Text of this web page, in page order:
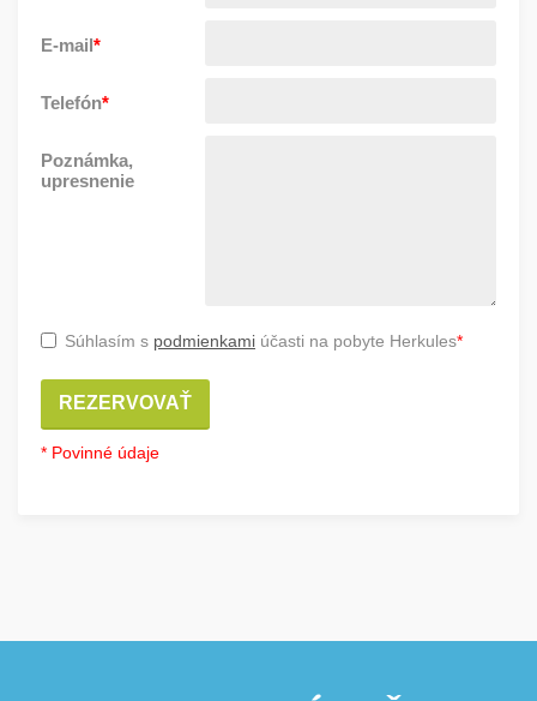
E-mail*
Telefón*
Poznámka,
upresnenie
Súhlasím s podmienkami účasti na pobyte Herkules*
REZERVOVAŤ
* Povinné údaje